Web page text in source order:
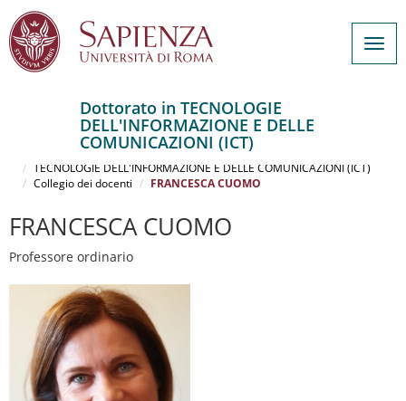
contenuto
principale
Dottorato in TECNOLOGIE
DELL'INFORMAZIONE E DELLE
COMUNICAZIONI (ICT)
TECNOLOGIE DELL'INFORMAZIONE E DELLE COMUNICAZIONI (ICT)
Collegio dei docenti
FRANCESCA CUOMO
FRANCESCA CUOMO
Professore ordinario